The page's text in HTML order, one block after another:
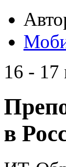
16 - 17
в